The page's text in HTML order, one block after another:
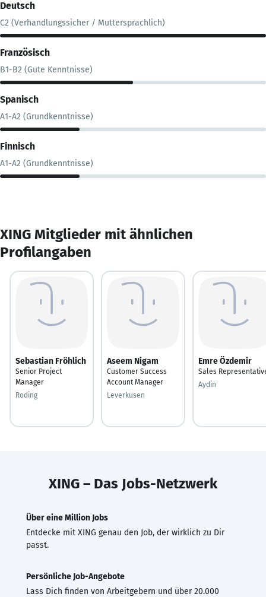
Deutsch
C2 (Verhandlungssicher / Muttersprachlich)
Französisch
B1-B2 (Gute Kenntnisse)
Spanisch
A1-A2 (Grundkenntnisse)
Finnisch
A1-A2 (Grundkenntnisse)
XING Mitglieder mit ähnlichen
Profilangaben
Sebastian Fröhlich
Senior Project
Manager
Roding
Aseem Nigam
Customer Success
Account Manager
Leverkusen
Emre Özdemir
Sales
Aydin
XING – Das Jobs-Netzwerk
Über eine Million Jobs
Entdecke mit XING genau den Job, der wirklich zu Dir
passt.
Persönliche Job-Angebote
Lass Dich finden von Arbeitgebern und über 20.000